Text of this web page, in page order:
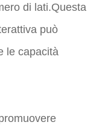
di lati.Questa
può
le capacità